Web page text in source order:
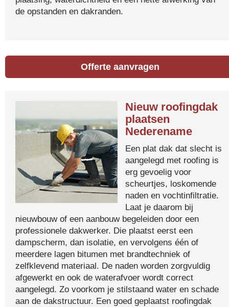
de opstanden en dakranden.
Offerte aanvragen
Nieuw roofingdak
plaatsen
Nederename
Een plat dak dat slecht is
aangelegd met roofing is
erg gevoelig voor
scheurtjes, loskomende
naden en vochtinfiltratie.
Laat je daarom bij
nieuwbouw of een aanbouw begeleiden door een
professionele dakwerker. Die plaatst eerst een
dampscherm, dan isolatie, en vervolgens één of
meerdere lagen bitumen met brandtechniek of
zelfklevend materiaal. De naden worden zorgvuldig
afgewerkt en ook de waterafvoer wordt correct
aangelegd. Zo voorkom je stilstaand water en schade
aan de dakstructuur. Een goed geplaatst roofingdak